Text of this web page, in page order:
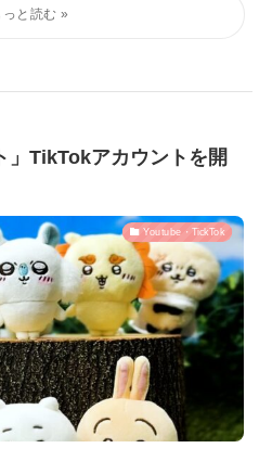
」TikTokアカウントを開
Youtube・TickTok